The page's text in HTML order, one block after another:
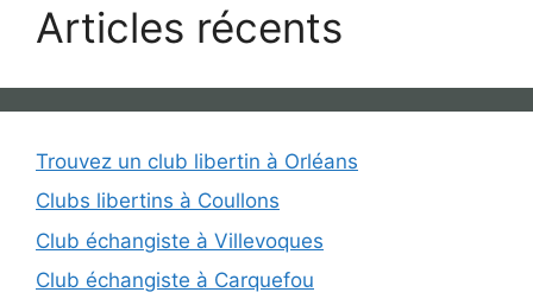
Articles récents
Trouvez un club libertin à Orléans
Clubs libertins à Coullons
Club échangiste à Villevoques
Club échangiste à Carquefou